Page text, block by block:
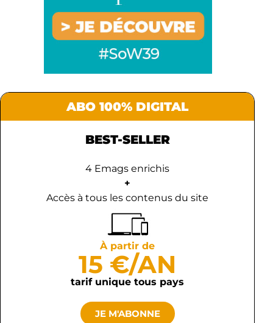
ABO 100% DIGITAL
BEST-SELLER
4 Emags enrichis
+
Accès à tous les contenus du site
À partir de
15 €/AN
tarif unique tous pays
JE M'ABONNE